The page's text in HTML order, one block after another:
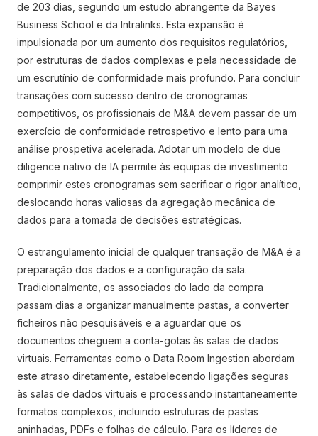
de 203 dias, segundo um estudo abrangente da Bayes
Business School e da Intralinks. Esta expansão é
impulsionada por um aumento dos requisitos regulatórios,
por estruturas de dados complexas e pela necessidade de
um escrutínio de conformidade mais profundo. Para concluir
transações com sucesso dentro de cronogramas
competitivos, os profissionais de M&A devem passar de um
exercício de conformidade retrospetivo e lento para uma
análise prospetiva acelerada. Adotar um modelo de due
diligence nativo de IA permite às equipas de investimento
comprimir estes cronogramas sem sacrificar o rigor analítico,
deslocando horas valiosas da agregação mecânica de
dados para a tomada de decisões estratégicas.
O estrangulamento inicial de qualquer transação de M&A é a
preparação dos dados e a configuração da sala.
Tradicionalmente, os associados do lado da compra
passam dias a organizar manualmente pastas, a converter
ficheiros não pesquisáveis e a aguardar que os
documentos cheguem a conta-gotas às salas de dados
virtuais. Ferramentas como o Data Room Ingestion abordam
este atraso diretamente, estabelecendo ligações seguras
às salas de dados virtuais e processando instantaneamente
formatos complexos, incluindo estruturas de pastas
aninhadas, PDFs e folhas de cálculo. Para os líderes de